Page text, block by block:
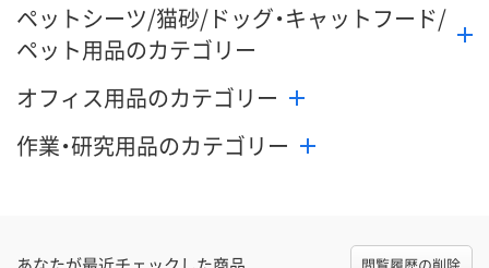
ペットシーツ/猫砂/ドッグ・キャットフード/
ペット用品のカテゴリー
オフィス用品のカテゴリー
作業・研究用品のカテゴリー
閲覧履歴の削除